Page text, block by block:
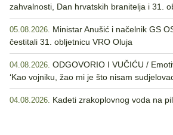
zahvalnosti, Dan hrvatskih branitelja i 31.
05.08.2026. Ministar Anušić i načelnik GS
čestitali 31. obljetnicu VRO Oluja
04.08.2026. ODGOVORIO I VUČIĆU /
‘Kao vojniku, žao mi je što nisam
04.08.2026. Kadeti zrakoplovnog voda na